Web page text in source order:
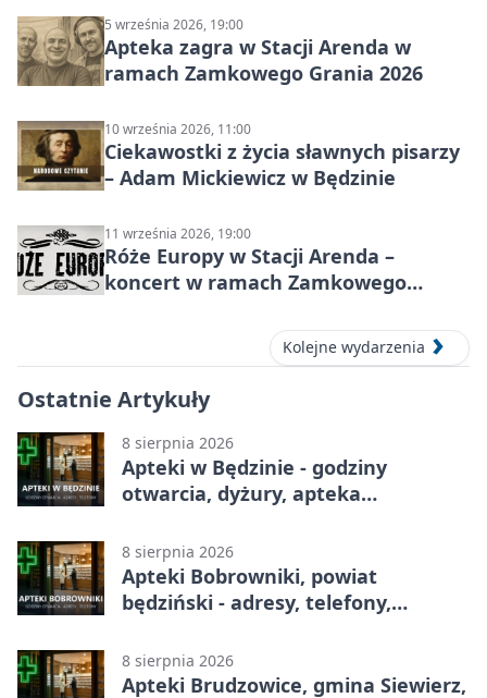
5 września 2026, 19:00
Apteka zagra w Stacji Arenda w
ramach Zamkowego Grania 2026
10 września 2026, 11:00
Ciekawostki z życia sławnych pisarzy
– Adam Mickiewicz w Będzinie
11 września 2026, 19:00
Róże Europy w Stacji Arenda –
koncert w ramach Zamkowego
Kolejne wydarzenia
Ostatnie Artykuły
8 sierpnia 2026
Apteki w Będzinie - godziny
otwarcia, dyżury, apteka
8 sierpnia 2026
Apteki Bobrowniki, powiat
będziński - adresy, telefony,
8 sierpnia 2026
Apteki Brudzowice, gmina Siewierz,